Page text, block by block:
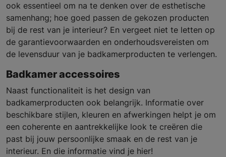
ook essentieel om na te denken over de esthetische
samenhang; hoe goed passen de gekozen producten
bij de rest van je interieur? En vergeet niet te letten op
de garantievoorwaarden en onderhoudsvereisten om
de levensduur van je badkamerproducten te verlengen.
Badkamer accessoires
Naast functionaliteit is het design van
badkamerproducten ook belangrijk. Informatie over
beschikbare stijlen, kleuren en afwerkingen helpt je om
een coherente en aantrekkelijke look te creëren die
past bij jouw persoonlijke smaak en de rest van je
interieur. En die informatie vind je hier!